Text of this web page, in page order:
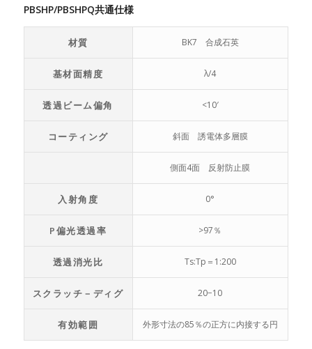
PBSHP/PBSHPQ共通仕様
材質 BK7 合成石英
基材面精度 λ/4
透過ビーム偏角 <10′
コーティング 斜面 誘電体多層膜
側面4面 反射防止膜
入射角度 0°
P偏光透過率 >97％
透過消光比 Ts:Tp＝1:200
スクラッチ－ディグ 20−10
有効範囲 外形寸法の85％の正方に内接する円